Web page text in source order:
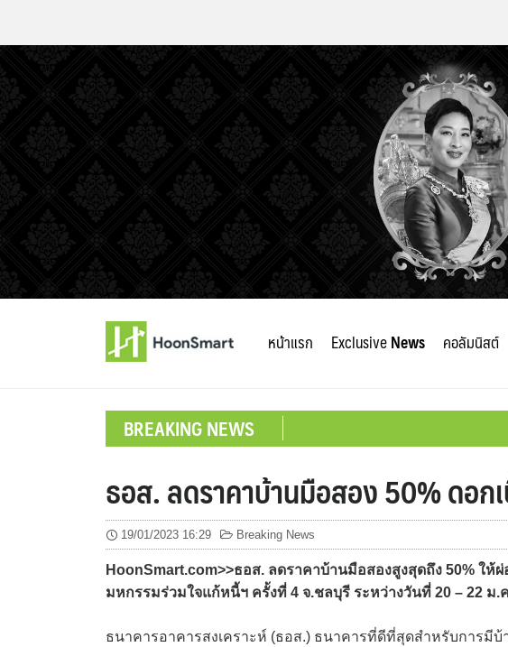
หน้าแรก ExclusiveNews คอลัมนิสต์
BREAKING NEWS
ธอส. ลดราคาบ้านมือสอง 50% ดอก
19/01/2023 16:29 Breaking News
HoonSmart.com>>ธอส. ลดราคาบ้านมือสองสูงสุดถึง 50% ให้
มหกรรมร่วมใจแก้หนี้ฯ ครั้งที่ 4 จ.ชลบุรี ระหว่างวันที่ 20 – 22 ม.
ธนาคารอาคารสงเคราะห์ (ธอส.) ธนาคารที่ดีที่สุดสำหรับการมี